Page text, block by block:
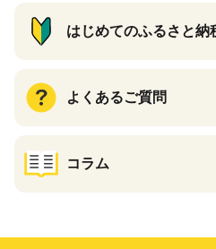
はじめてのふるさと納
よくあるご質問
コラム